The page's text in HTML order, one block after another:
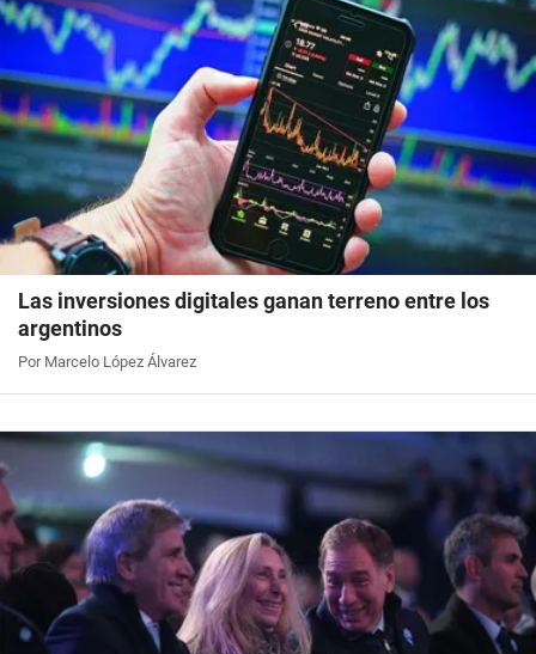
Las inversiones digitales ganan terreno entre los
argentinos
Por Marcelo López Álvarez